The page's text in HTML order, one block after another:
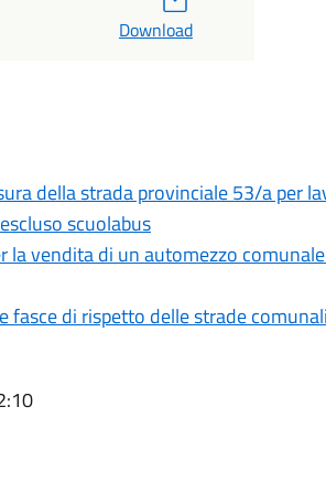
Download
della strada provinciale 53/a per
scuolabus
la vendita di un automezzo
fasce di rispetto delle strade